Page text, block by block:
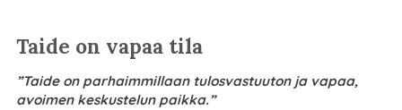
Taide on vapaa tila
”Taide on parhaimmillaan tulosvastuuton ja vapaa,
avoimen keskustelun paikka.”